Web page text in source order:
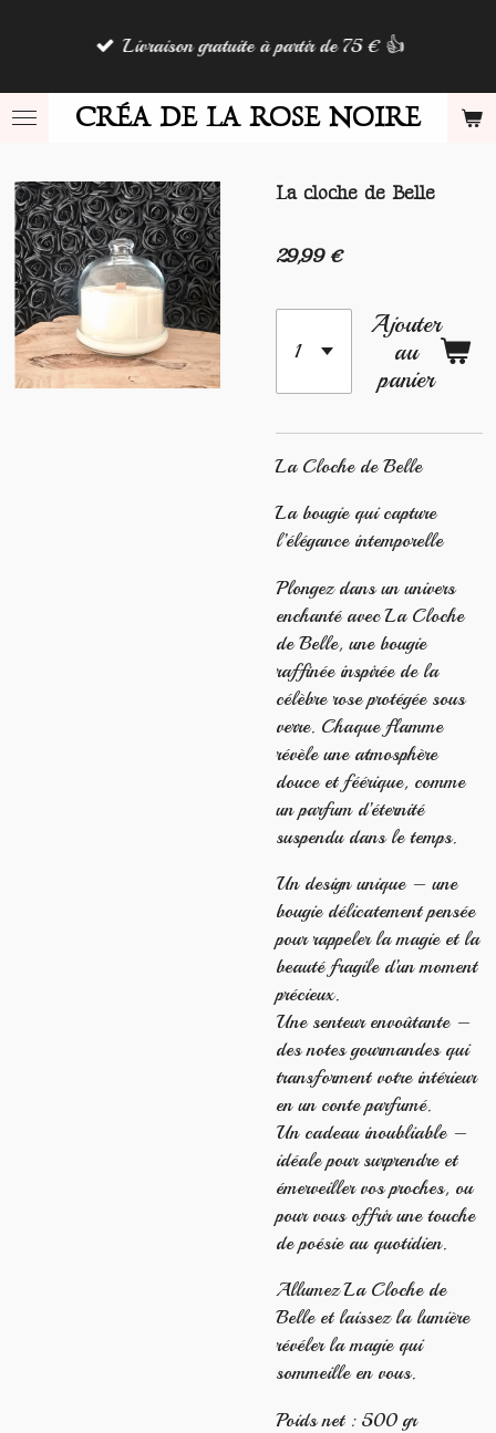
principalCRÉA DE LA ROSE NOIRE
Livraison gratuite à partir de 75 € 👍
La cloche de Belle
29,99 €
Ajouter
au
panier
La Cloche de Belle
La bougie qui capture
l’élégance intemporelle
Plongez dans un univers
enchanté avec La Cloche
de Belle, une bougie
raffinée inspirée de la
célèbre rose protégée sous
verre. Chaque flamme
révèle une atmosphère
douce et féérique, comme
un parfum d’éternité
suspendu dans le temps.
Un design unique – une
bougie délicatement pensée
pour rappeler la magie et la
beauté fragile d’un moment
précieux.
Une senteur envoûtante –
des notes gourmandes qui
transforment votre intérieur
en un conte parfumé.
Un cadeau inoubliable –
idéale pour surprendre et
émerveiller vos proches, ou
pour vous offrir une touche
de poésie au quotidien.
Allumez La Cloche de
Belle et laissez la lumière
révéler la magie qui
sommeille en vous.
Poids net : 500 gr